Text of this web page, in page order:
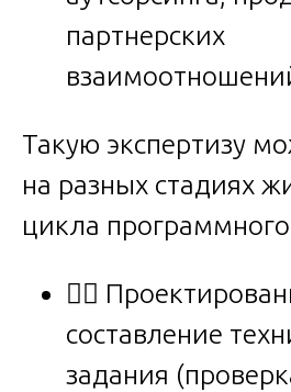
партнерских
Такую экспертизу
на разных стадиях
цикла
✍🏻
составление
задания